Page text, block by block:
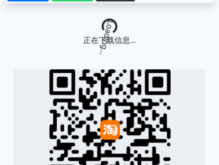
Loading...
正在下载信息...